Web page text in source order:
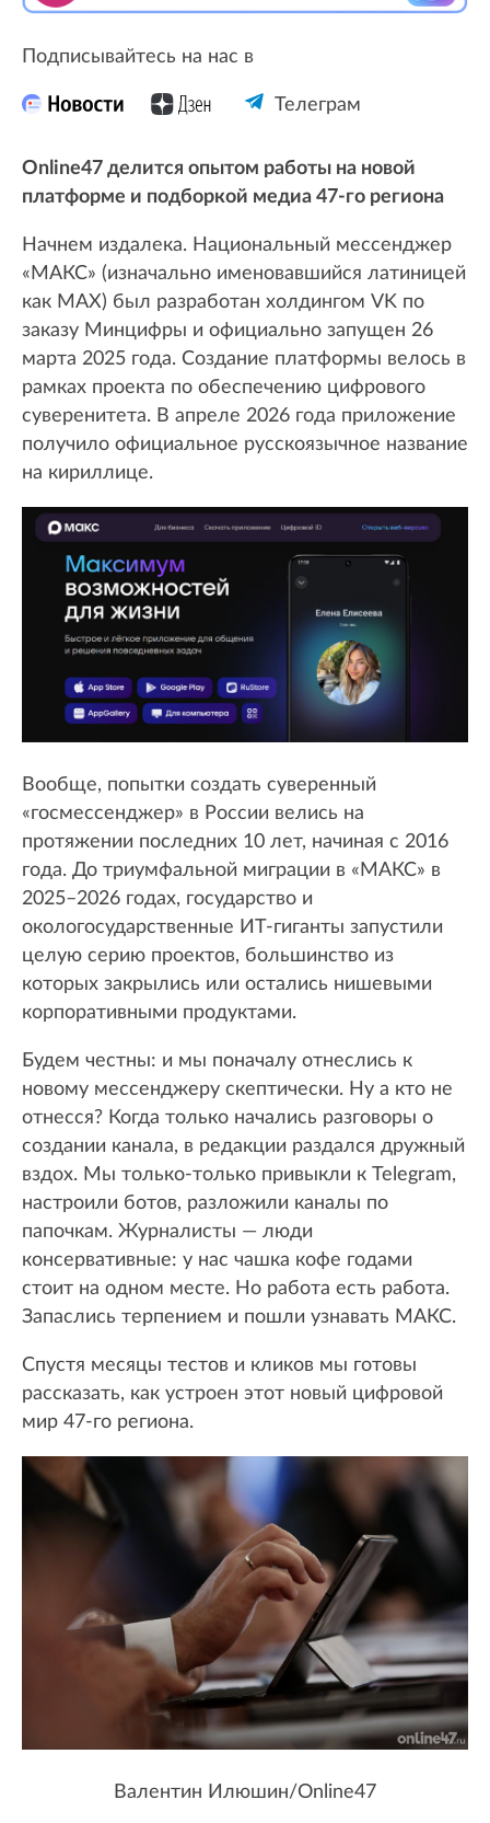
Подписывайтесь на нас в
Телеграм
Online47 делится опытом работы на новой
платформе и подборкой медиа 47-го региона
Начнем издалека. Национальный мессенджер
«МАКС» (изначально именовавшийся латиницей
как MAX) был разработан холдингом VK по
заказу Минцифры и официально запущен 26
марта 2025 года. Создание платформы велось в
рамках проекта по обеспечению цифрового
суверенитета. В апреле 2026 года приложение
получило официальное русскоязычное название
на кириллице.
Вообще, попытки создать суверенный
«госмессенджер» в России велись на
протяжении последних 10 лет, начиная с 2016
года. До триумфальной миграции в «МАКС» в
2025–2026 годах, государство и
окологосударственные ИТ-гиганты запустили
целую серию проектов, большинство из
которых закрылись или остались нишевыми
корпоративными продуктами.
Будем честны: и мы поначалу отнеслись к
новому мессенджеру скептически. Ну а кто не
отнесся? Когда только начались разговоры о
создании канала, в редакции раздался дружный
вздох. Мы только-только привыкли к Telegram,
настроили ботов, разложили каналы по
папочкам. Журналисты — люди
консервативные: у нас чашка кофе годами
стоит на одном месте. Но работа есть работа.
Запаслись терпением и пошли узнавать МАКС.
Спустя месяцы тестов и кликов мы готовы
рассказать, как устроен этот новый цифровой
мир 47-го региона.
Валентин Илюшин/Online47